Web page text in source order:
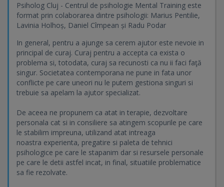
Psiholog Cluj - Centrul de psihologie Mental Training este
format prin colaborarea dintre psihologii: Marius Pentilie,
Lavinia Holhoș, Daniel Cîmpean și Radu Podar
In general, pentru a ajunge sa cerem ajutor este nevoie in
principal de curaj. Curaj pentru a accepta ca exista o
problema si, totodata, curaj sa recunosti ca nu ii faci faţă
singur. Societatea contemporana ne pune in fata unor
conflicte pe care uneori nu le putem gestiona singuri si
trebuie sa apelam la ajutor specializat.
De aceea ne propunem ca atat in terapie, dezvoltare
personala cat si in consiliere sa atingem scopurile pe care
le stabilim impreuna, utilizand atat intreaga
noastra experienta, pregatire si paleta de tehnici
psihologice pe care le stapanim dar si resursele personale
pe care le detii astfel incat, in final, situatiile problematice
sa fie rezolvate.